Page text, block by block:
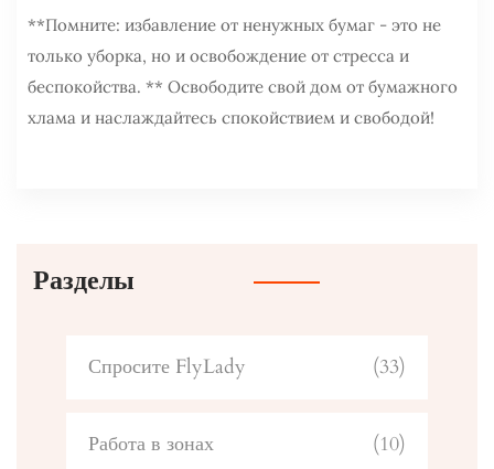
**Помните: избавление от ненужных бумаг - это не
только уборка, но и освобождение от стресса и
беспокойства. ** Освободите свой дом от бумажного
хлама и наслаждайтесь спокойствием и свободой!
Разделы
Спросите FlyLady (33)
Работа в зонах (10)